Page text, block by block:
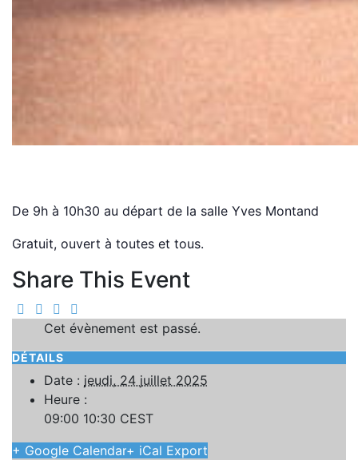
De 9h à 10h30 au départ de la salle Yves Montand
Gratuit, ouvert à toutes et tous.
Share This Event
Cet évènement est passé.
DÉTAILS
Date : jeudi, 24 juillet 2025
Heure :
09:00 10:30 CEST
+ Google Calendar+ iCal Export